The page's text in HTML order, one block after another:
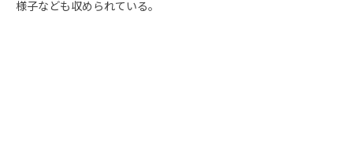
様子なども収められている。